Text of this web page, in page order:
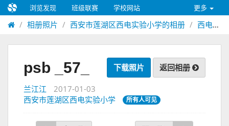
更多
浏览发现 班级联赛 学校网站
相册照片 西安市莲湖区西电实验小学的相册 西电实验小学联盟杯足球联赛
下载照片 返回相册
psb _57_
兰江江
2017-01-03
西安市莲湖区西电实验小学
所有人可见